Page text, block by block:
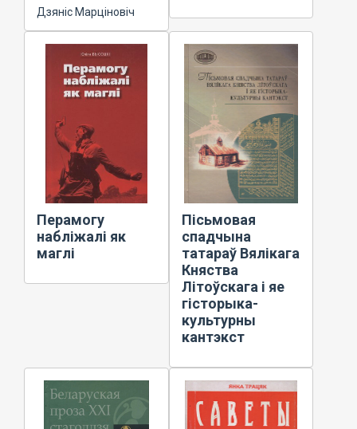
Дзяніс Марціновіч
Перамогу
набліжалі як
маглі
Пісьмовая
спадчына
татараў Вялікага
Княства
Літоўскага і яе
гісторыка-
культурны
кантэкст